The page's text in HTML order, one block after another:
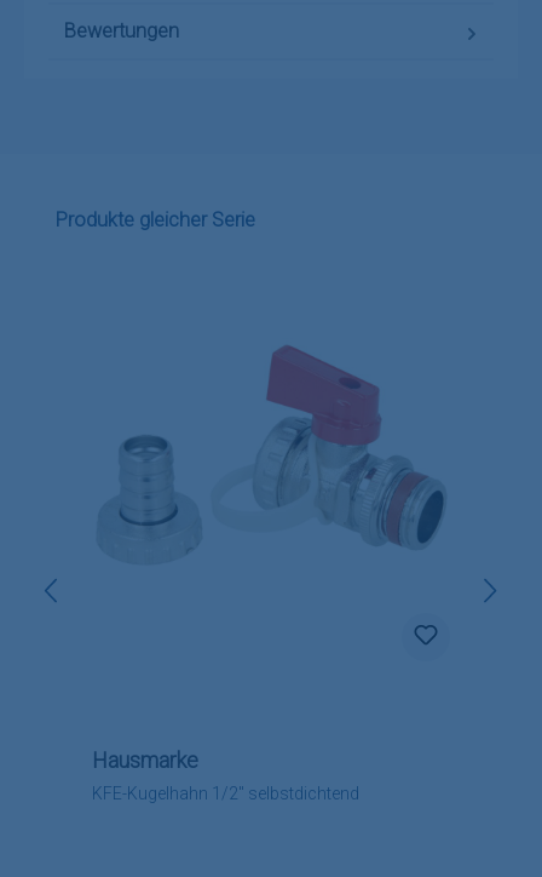
Bewertungen
Produktgalerie überspringen
Produkte gleicher Serie
KFE-Kugelhahn 1/2" selbstdichtend
Hausmarke